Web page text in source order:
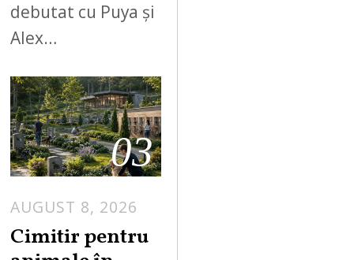
debutat cu Puya și
Alex…
03
AUGUST 8, 2026
Cimitir pentru